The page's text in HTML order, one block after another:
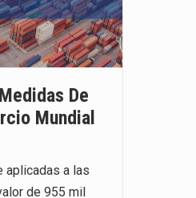
De
Mundial
aplicadas a las
de 955 mil